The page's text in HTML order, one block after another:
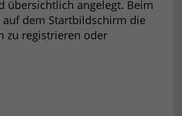
übersichtlich angelegt. Beim
dem Startbildschirm die
zu registrieren oder